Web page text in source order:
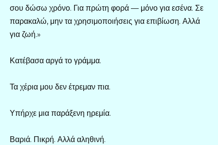
σου δώσω χρόνο. Για πρώτη φορά — μόνο για εσένα. Σε
παρακαλώ, μην τα χρησιμοποιήσεις για επιβίωση. Αλλά
για ζωή.»
Κατέβασα αργά το γράμμα.
Τα χέρια μου δεν έτρεμαν πια.
Υπήρχε μια παράξενη ηρεμία.
Βαριά. Πικρή. Αλλά αληθινή.